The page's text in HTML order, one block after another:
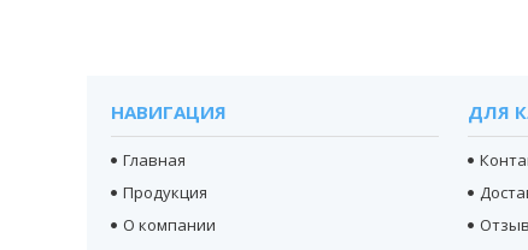
НАВИГАЦИЯ
Главная
Продукция
О компании
ДЛЯ